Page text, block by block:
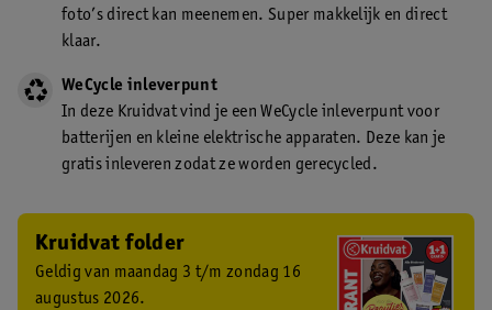
foto’s direct kan meenemen. Super makkelijk en direct
klaar.
WeCycle inleverpunt
In deze Kruidvat vind je een WeCycle inleverpunt voor
batterijen en kleine elektrische apparaten. Deze kan je
gratis inleveren zodat ze worden gerecycled.
Kruidvat folder
Geldig van maandag 3 t/m zondag 16
augustus 2026.